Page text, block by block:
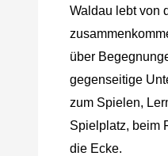
Waldau lebt von
über
gegenseitige
zum Spielen,
Spielplatz, beim
die Ecke.